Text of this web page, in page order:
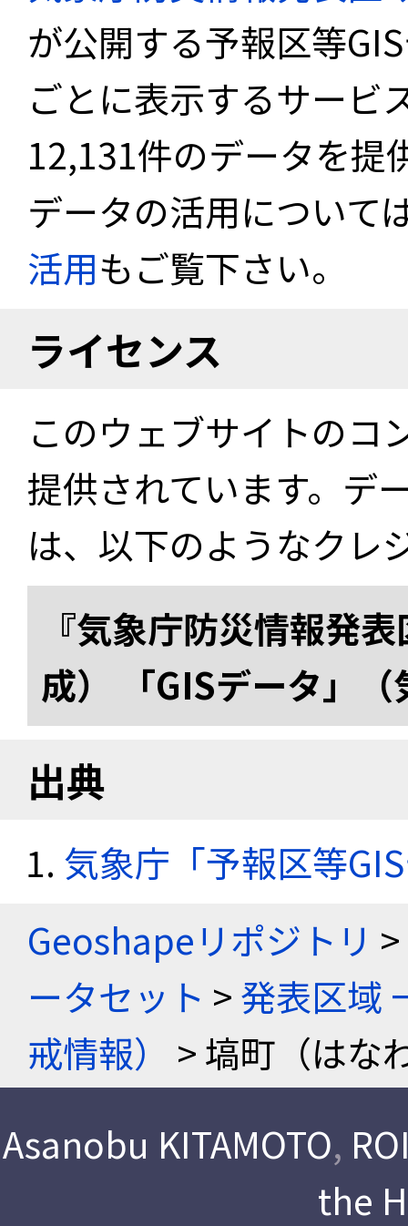
が公開する予報区等
ごとに表示するサービ
12,131件のデータを提
データの活用について
活用もご覧下さい。
ライセンス
このウェブサイトのコ
提供されています。デ
は、以下のようなクレ
『気象庁防災情報発
成） 「GISデータ」
出典
気象庁「予報区等
Geoshapeリポジトリ >
ータセット >発表区域
戒情報）
> 塙町（はな
Asanobu KITAMOTO,
the